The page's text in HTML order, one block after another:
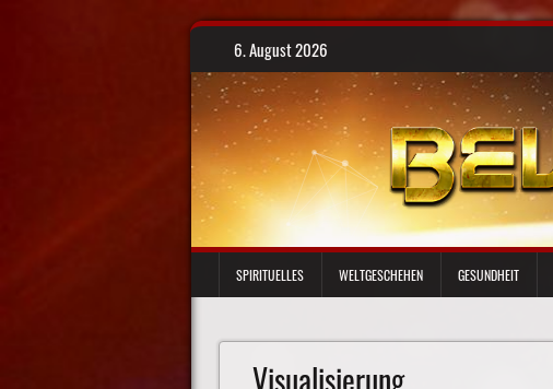
Skip
content
6. August 2026
SPIRITUELLES WELTGESCHEHEN GESUNDHEIT
Visualisierung